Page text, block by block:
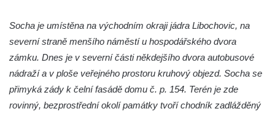
Flamingo trůn v ZOO Hluboká
Lysá nad Labem, barokní město Šporkovo
Socha Opičákovník v ZOO Hluboká
Socha Roháč v ZOO Hluboká
Socha je umístěna na východním okraji jádra Libochovic, na
severní straně menšího náměstí u hospodářského dvora
zámku. Dnes je v severní části někdejšího dvora autobusové
nádraží a v ploše veřejného prostoru kruhový objezd. Socha se
přimyká zády k čelní fasádě domu č. p. 154. Terén je zde
rovinný, bezprostřední okolí památky tvoří chodník zadlážděný